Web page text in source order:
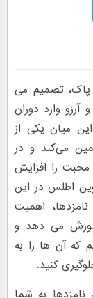
پاک، تصمیم می
آرزو وارد دوران
میان یکی از
می‌کند و در
محبت را افزایش
اطلس در این
اهمیت
می دهد و
که آن ها را به
کنید.
به شما